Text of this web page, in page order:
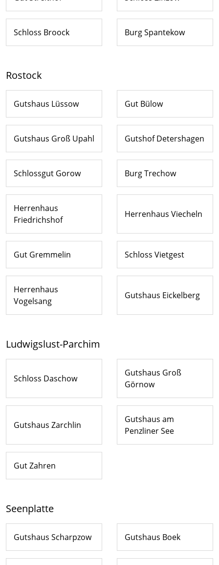
Schloss Broock Burg Spantekow
Rostock
Gutshaus Lüssow Gut Bülow
Gutshaus Groß Upahl Gutshof Detershagen
Schlossgut Gorow Burg Trechow
Herrenhaus
Friedrichshof
Herrenhaus Viecheln
Gut Gremmelin Schloss Vietgest
Herrenhaus
Vogelsang
Gutshaus Eickelberg
Ludwigslust-Parchim
Schloss Daschow
Gutshaus Groß
Görnow
Gutshaus Zarchlin
Gutshaus am
Penzliner See
Gut Zahren
Seenplatte
Gutshaus Scharpzow Gutshaus Boek